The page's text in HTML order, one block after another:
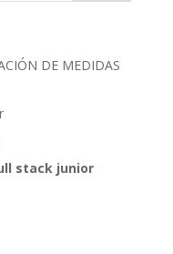
DE MEDIDAS
stack junior